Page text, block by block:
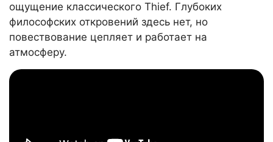
ощущение классического Thief. Глубоких
философских откровений здесь нет, но
повествование цепляет и работает на
атмосферу.